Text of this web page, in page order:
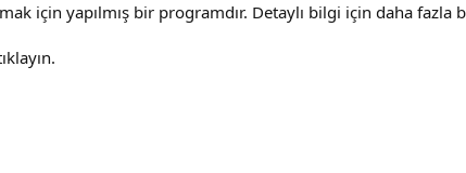
için yapılmış bir programdır. Detaylı bilgi için daha fazla